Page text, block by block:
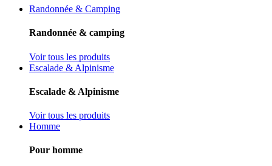
Randonnée & Camping
Randonnée & camping
Voir tous les produits
Escalade & Alpinisme
Escalade & Alpinisme
Voir tous les produits
Homme
Pour homme